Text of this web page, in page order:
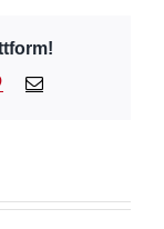
Pinterest
E-